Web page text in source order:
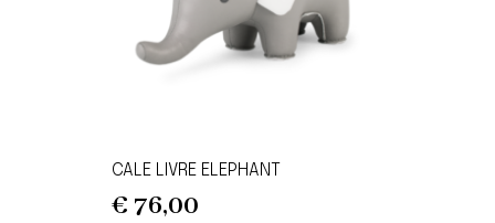
CALE LIVRE ELEPHANT
€ 76,00